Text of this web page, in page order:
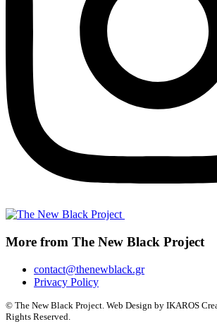
More from The New Black Project
contact@thenewblack.gr
Privacy Policy
© The New Black Project. Web Design by IKAROS
Rights Reserved.